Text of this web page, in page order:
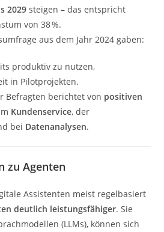
2029 steigen – das entspricht
von 38 %.
aus dem Jahr 2024 gaben:
produktiv zu nutzen,
in Pilotprojekten.
Befragten berichtet von positiven
Kundenservice, der
bei Datenanalysen.
zu Agenten
Assistenten meist regelbasiert
deutlich leistungsfähiger. Sie
(LLMs), können sich